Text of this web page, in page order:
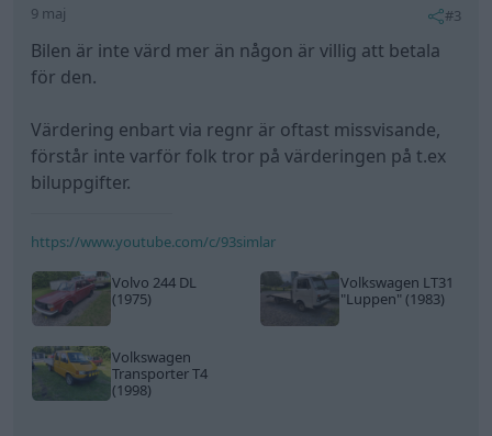
9 maj #3
Bilen är inte värd mer än någon är villig att betala
för den.
Värdering enbart via regnr är oftast missvisande,
förstår inte varför folk tror på värderingen på t.ex
biluppgifter.
https://www.youtube.com/c/93simlar
Volvo 244 DL
(1975)
Volkswagen LT31
"Luppen"(1983)
Volkswagen
Transporter T4
(1998)